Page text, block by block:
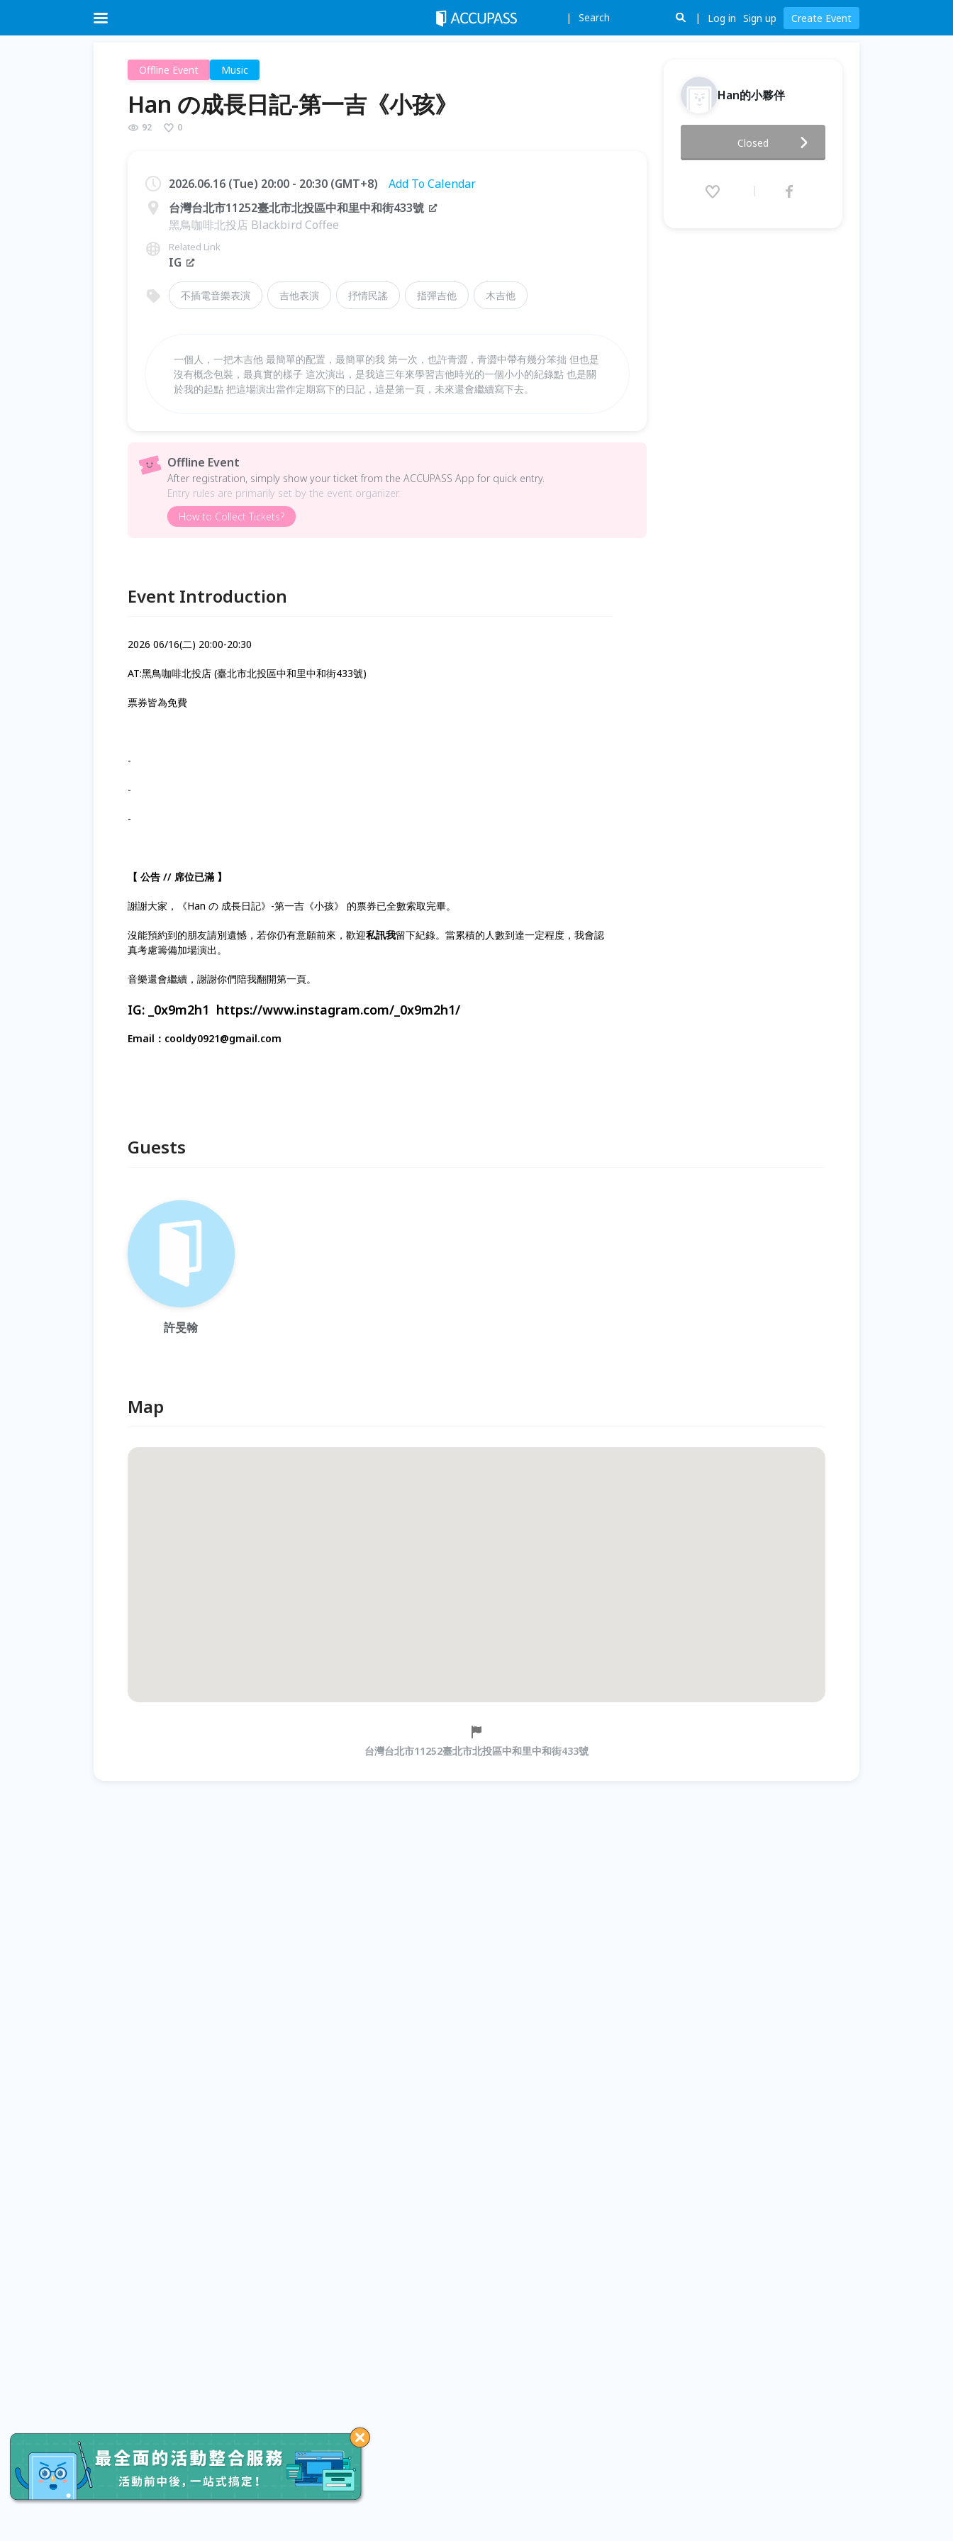
Search Log in Sign up Create Event
Offline Event Music
Han の成長日記-第一吉《小孩》
92 0
2026.06.16 (Tue) 20:00 - 20:30 (GMT+8)
Add To Calendar
台灣台北市11252臺北市北投區中和里中和街433號
黑鳥咖啡北投店 Blackbird Coffee
Related Link
IG
不插電音樂表演 吉他表演 抒情民謠 指彈吉他 木吉他
一個人，一把木吉他 最簡單的配置，最簡單的我 第一次，也許青澀，青澀中帶有幾分笨拙 但也是
沒有概念包裝，最真實的樣子 這次演出，是我這三年來學習吉他時光的一個小小的紀錄點 也是關
於我的起點 把這場演出當作定期寫下的日記，這是第一頁，未來還會繼續寫下去。
Offline Event
After registration, simply show your ticket from the ACCUPASS App for quick entry.
Entry rules are primarily set by the event organizer.
How to Collect Tickets?
Event Introduction
2026 06/16(二) 20:00-20:30
AT:黑鳥咖啡北投店 (臺北市北投區中和里中和街433號)
票券皆為免費
-
-
-
【 公告 // 席位已滿 】
謝謝大家，《Han の 成長日記》-第一吉《小孩》 的票券已全數索取完畢。
沒能預約到的朋友請別遺憾，若你仍有意願前來，歡迎私訊我留下紀錄。當累積的人數到達一定程度，我會認
真考慮籌備加場演出。
音樂還會繼續，謝謝你們陪我翻開第一頁。
IG: _0x9m2h1 https://www.instagram.com/_0x9m2h1/
Email：cooldy0921@gmail.com
Han的小夥伴
2026.06.16 (Tue) 20:00 - 20:30
Closed
Guests
許旻翰
Map
台灣台北市11252臺北市北投區中和里中和街433號